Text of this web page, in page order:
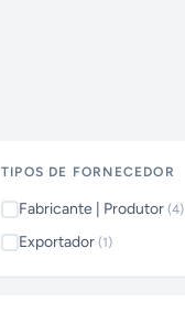
TIPOS DE FORNECEDOR
Fabricante | Produtor (4)
Exportador (1)